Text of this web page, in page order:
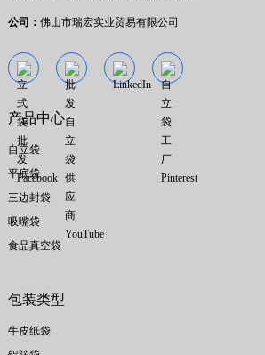
公司： 佛山市瑞宏实业贸易有限公司
产品中心
自立袋
平底袋
三边封袋
吸嘴袋
食品真空袋
包装类型
牛皮纸袋